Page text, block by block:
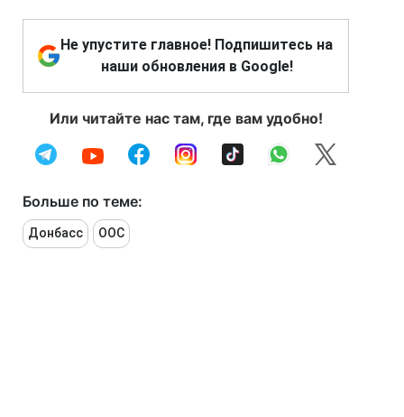
Не упустите главное! Подпишитесь на
наши обновления в Google!
Или читайте нас там, где вам удобно!
Больше по теме:
Донбасс ООС